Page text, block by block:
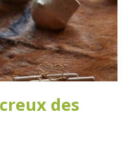
des